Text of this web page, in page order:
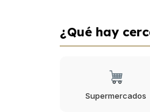
¿Qué hay
Supermercados